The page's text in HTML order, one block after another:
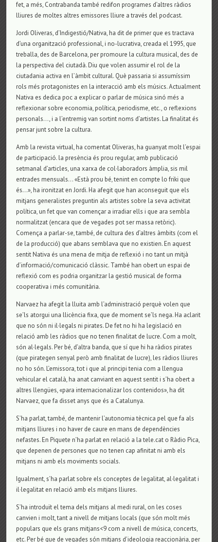
fet, a més, Contrabanda també redifon programes d’altres ràdios
lliures de moltes altres emissores lliure a través del podcast.
Jordi Oliveras, d’Indigestió/Nativa, ha dit de primer que es tractava
d’una organització professional, i no-lucrativa, creada el 1995, que
treballa, des de Barcelona, per promoure la cultura musical, des de
la perspectiva del ciutadà. Diu que volen assumir el rol de la
ciutadania activa en l’àmbit cultural. Què passaria si assumíssim
rols més protagonistes en la interacció amb els músics. Actualment
Nativa es dedica poc a explicar o parlar de música sinó més a
reflexionar sobre economia, política, periodisme, etc., o reflexions
personals…, i a l’entremig van sortint noms d’artistes. La finalitat és
pensar junt sobre la cultura.
Amb la revista virtual, ha comentat Oliveras, ha guanyat molt l’espai
de participació. la presència és prou regular, amb publicació
setmanal d’articles, una xarxa de col·laboradors àmplia, sis mil
entrades mensuals… «Està prou bé, tenint en compte lo friki que
és…», ha ironitzat en Jordi. Ha afegit que han aconseguit que els
mitjans generalistes preguntin als artistes sobre la seva activitat
política, un fet que van començar a irradiar ells i que ara sembla
normalitzat (encara que de vegades pot ser massa retòric).
Comença a parlar-se, també, de cultura des d’altres àmbits (com el
de la producció) que abans semblava que no existien. En aquest
sentit Nativa és una mena de mitja de reflexió i no tant un mitjà
d’informació/comunicació clàssic. També han obert un espai de
reflexió com es podria organitzar la gestió musical de forma
cooperativa i més comunitària.
Narvaez ha afegit la lluita amb l’administració perquè volen que
se’ls atorgui una llicència fixa, que de moment se’ls nega. Ha aclarit
que no són ni il·legals ni pirates. De fet no hi ha legislació en
relació amb les ràdios que no tenen finalitat de lucre. Com a molt,
són al·legals. Per bé, d’altra banda, que sí que hi ha ràdios pirates
(que pirategen senyal però amb finalitat de lucre), les ràdios lliures
no ho són. L’emissora, tot i que al principi tenia com a llengua
vehicular el català, ha anat canviant en aquest sentit i s’ha obert a
altres llengües, «para internacionalizar los contenidos», ha dit
Narvaez, que fa disset anys que és a Catalunya.
S’ha parlat, també, de mantenir l’autonomia tècnica pel que fa als
mitjans lliures i no haver de caure en mans de dependències
nefastes. En Piquete n’ha parlat en relació a la tele.cat o Ràdio Pica,
que depenen de persones que no tenen cap afinitat ni amb els
mitjans ni amb els moviments socials.
Igualment, s’ha parlat sobre els conceptes de legalitat, al·legalitat i
il·legalitat en relació amb els mitjans lliures.
S’ha introduït el tema dels mitjans al medi rural, on les coses
canvien i molt, tant a nivell de mitjans locals (que són molt més
populars que els grans mitjans<9 com a nivell de música, concerts,
etc. Per bé que de vegades són mitjans d’ideologia reaccionària, per